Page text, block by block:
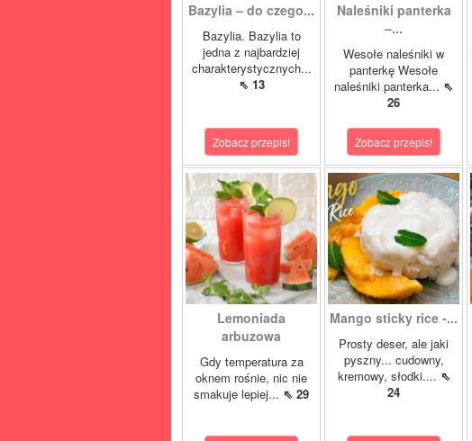
Bazylia – do czego...
Bazylia. Bazylia to
jedna z najbardziej
charakterystycznych...
⇖ 13
Zobacz przepis!
Naleśniki panterka
–...
Wesołe naleśniki w
panterkę Wesołe
naleśniki panterka... ⇖
26
Zobacz przepis!
Lemoniada
arbuzowa
Gdy temperatura za
oknem rośnie, nic nie
smakuje lepiej... ⇖ 29
Mango sticky rice -...
Prosty deser, ale jaki
pyszny... cudowny,
kremowy, słodki.... ⇖
24